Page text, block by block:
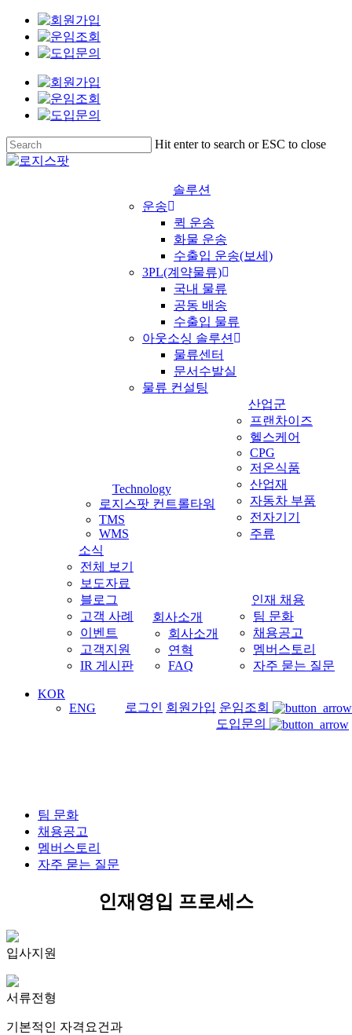
Skip
content
Hit enter to search or ESC to close
Close
솔루션
운송
퀵 운송
화물 운송
수출입 운송(보세)
3PL(계약물류)
국내 물류
공동 배송
수출입 물류
아웃소싱 솔루션
물류센터
문서수발실
물류 컨설팅
Technology
로지스팟 컨트롤타워
TMS
WMS
산업군
프랜차이즈
헬스케어
CPG
저온식품
산업재
자동차 부품
전자기기
주류
소식
전체 보기
보도자료
블로그
고객 사례
이벤트
고객지원
IR 게시판
회사소개
회사소개
연혁
FAQ
인재 채용
팀 문화
채용공고
멤버스토리
자주 묻는 질문
로그인 회원가입 운임조회
도입문의
KOR
ENG
로지스팟과 함께 성장할 인재를 찾습니다
팀 문화
채용공고
멤버스토리
자주 묻는 질문
인재영입 프로세스
입사지원
서류전형
기본적인 자격요건과